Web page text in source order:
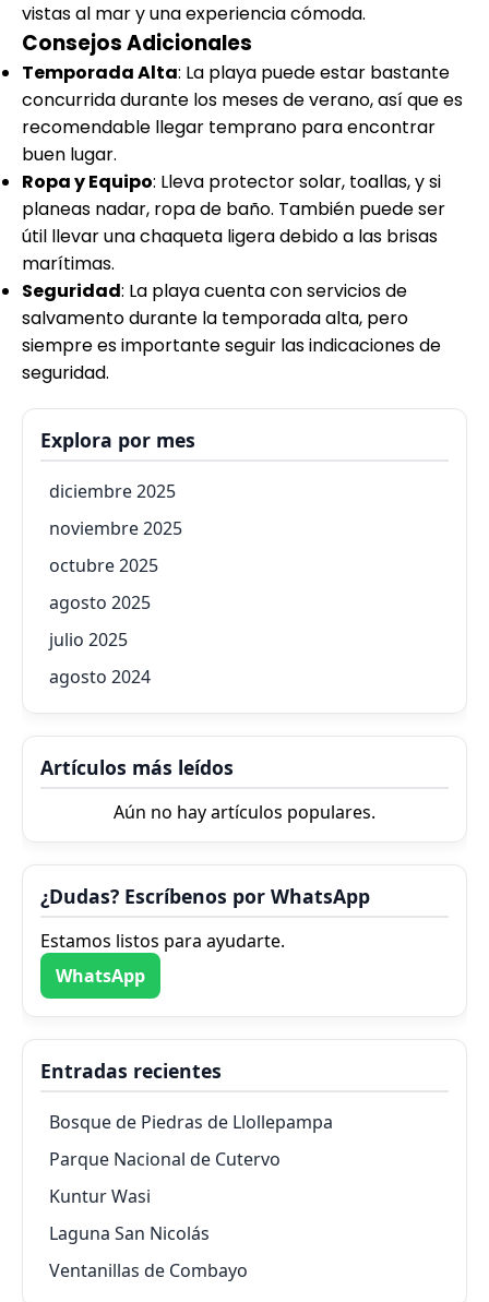
vistas al mar y una experiencia cómoda.
Consejos Adicionales
Temporada Alta: La playa puede estar bastante
concurrida durante los meses de verano, así que es
recomendable llegar temprano para encontrar
buen lugar.
Ropa y Equipo: Lleva protector solar, toallas, y si
planeas nadar, ropa de baño. También puede ser
útil llevar una chaqueta ligera debido a las brisas
marítimas.
Seguridad: La playa cuenta con servicios de
salvamento durante la temporada alta, pero
siempre es importante seguir las indicaciones de
seguridad.
Explora por mes
diciembre 2025
noviembre 2025
octubre 2025
agosto 2025
julio 2025
agosto 2024
Artículos más leídos
Aún no hay artículos populares.
¿Dudas? Escríbenos por WhatsApp
Estamos listos para ayudarte.
WhatsApp
Entradas recientes
Bosque de Piedras de Llollepampa
Parque Nacional de Cutervo
Kuntur Wasi
Laguna San Nicolás
Ventanillas de Combayo